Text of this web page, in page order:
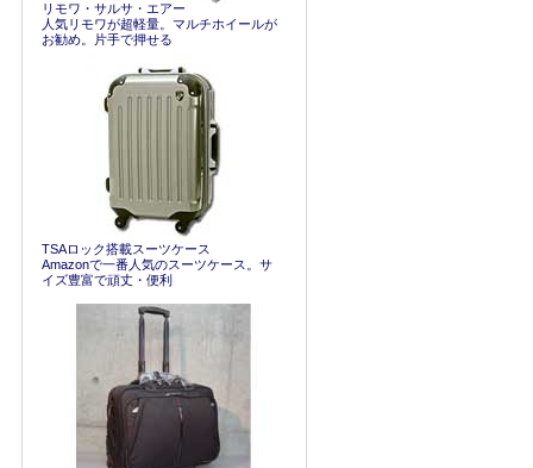
リモワ・サルサ・エアー
人気リモワが超軽量。マルチホイールが
お勧め。片手で押せる
TSAロック搭載スーツケース
Amazonで一番人気のスーツケース。サ
イズ豊富で頑丈・便利